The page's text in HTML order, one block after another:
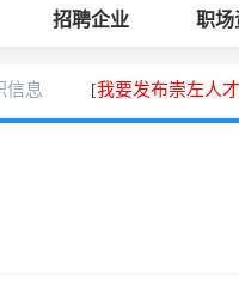
招聘企业 职场
信息 [我要发布崇左人